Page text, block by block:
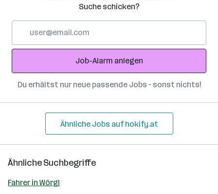
Suche schicken?
Adresse
Job-Alarm anlegen
Du erhältst nur neue passende Jobs – sonst nichts!
Ähnliche Jobs auf hokify.at
Ähnliche Suchbegriffe
Fahrer in Wörgl